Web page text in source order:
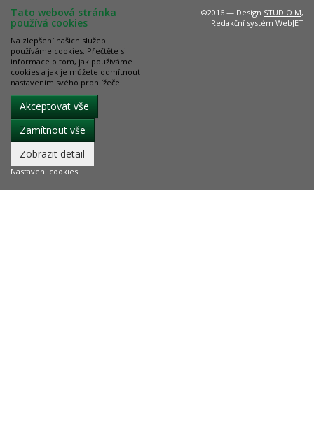
Tato webová stránka
používá cookies
Na zlepšení našich služeb
používáme cookies. Přečtěte si
informace o tom, jak používáme
cookies a jak je můžete odmítnout
nastavením svého prohlížeče.
Akceptovat vše
Zamítnout vše
Zobrazit detail
Nastavení cookies
©2016 — Design STUDIO M,
Redakční systém WebJET